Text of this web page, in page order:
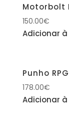
Motorbolt
150.00€
Adicionar
Punho
178.00€
Adicionar